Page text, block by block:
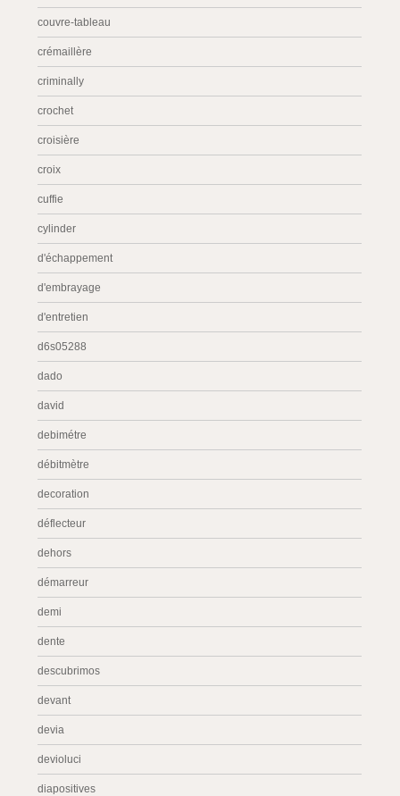
couvre-tableau
crémaillère
criminally
crochet
croisière
croix
cuffie
cylinder
d'échappement
d'embrayage
d'entretien
d6s05288
dado
david
debimétre
débitmètre
decoration
déflecteur
dehors
démarreur
demi
dente
descubrimos
devant
devia
devioluci
diapositives